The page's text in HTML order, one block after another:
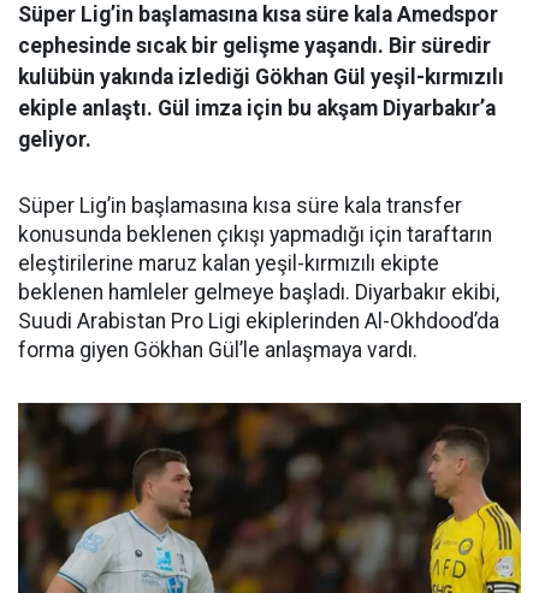
Süper Lig’in başlamasına kısa süre kala Amedspor
cephesinde sıcak bir gelişme yaşandı. Bir süredir
kulübün yakında izlediği Gökhan Gül yeşil-kırmızılı
ekiple anlaştı. Gül imza için bu akşam Diyarbakır’a
geliyor.
Süper Lig’in başlamasına kısa süre kala transfer
konusunda beklenen çıkışı yapmadığı için taraftarın
eleştirilerine maruz kalan yeşil-kırmızılı ekipte
beklenen hamleler gelmeye başladı. Diyarbakır ekibi,
Suudi Arabistan Pro Ligi ekiplerinden Al-Okhdood’da
forma giyen Gökhan Gül’le anlaşmaya vardı.